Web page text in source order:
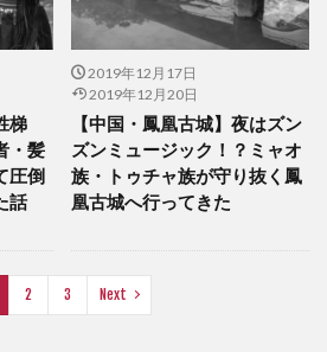
梯
・髪
圧倒
話
2019年12月17日
2019年12月20日
【中国・鳳凰古城】夜はズン
ズンミュージック！？ミャオ
族・トゥチャ族が守り抜く鳳
凰古城へ行ってきた
2 3 Next